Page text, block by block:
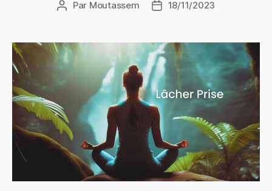
Auteur
Par Moutassem
Date18/11/2023